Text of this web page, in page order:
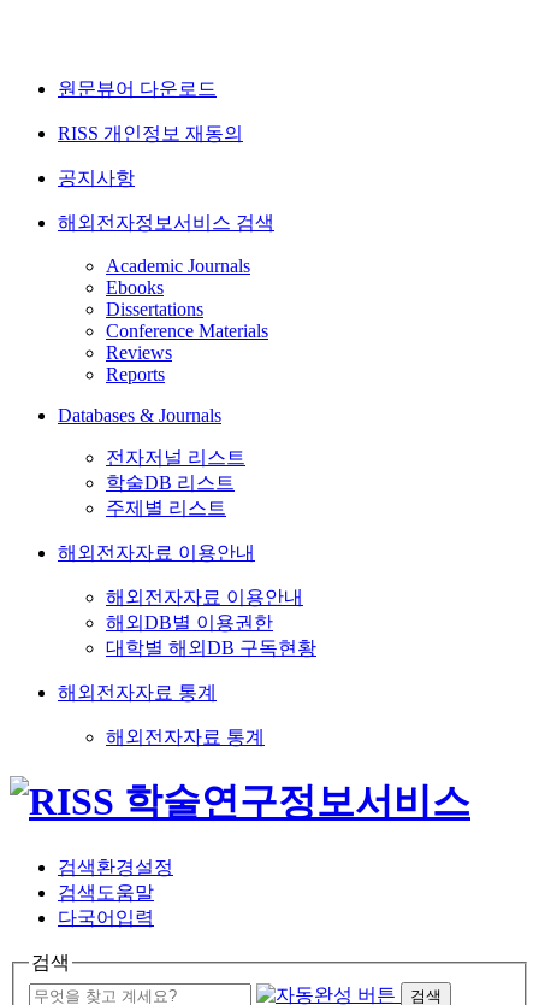
원문뷰어 다운로드
RISS 개인정보 재동의
공지사항
해외전자정보서비스 검색
Academic Journals
Ebooks
Dissertations
Conference Materials
Reviews
Reports
Databases & Journals
전자저널 리스트
학술DB 리스트
주제별 리스트
해외전자자료 이용안내
해외전자자료 이용안내
해외DB별 이용권한
대학별 해외DB 구독현황
해외전자자료 통계
해외전자자료 통계
검색환경설정
검색도움말
다국어입력
검색
검색